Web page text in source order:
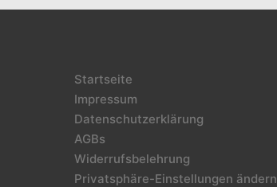
Startseite
Impressum
Datenschutzerklärung
AGBs
Widerrufsbelehrung
Privatsphäre-Einstellungen ändern